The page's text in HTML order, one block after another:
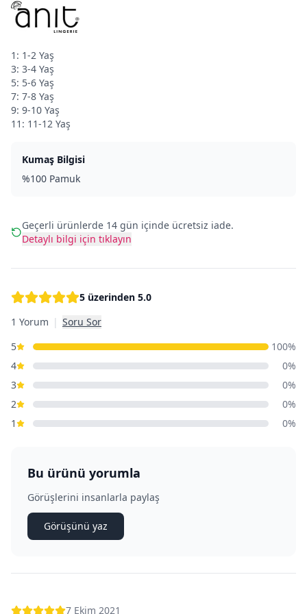
1: 1-2 Yaş
3: 3-4 Yaş
5: 5-6 Yaş
7: 7-8 Yaş
9: 9-10 Yaş
11: 11-12 Yaş
Kumaş Bilgisi
%100 Pamuk
Geçerli ürünlerde 14 gün içinde ücretsiz iade.
Detaylı bilgi için tıklayın
5 üzerinden 5.0
1 Yorum | Soru Sor
5
100%
4
0%
3
0%
2
0%
1
0%
Bu ürünü yorumla
Görüşlerini insanlarla paylaş
Görüşünü yaz
7 Ekim 2021